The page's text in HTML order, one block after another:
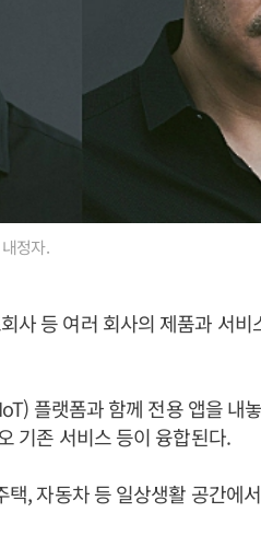
정자.
사 등 여러 회사의 제품과 서
플랫폼과 함께 전용 앱을 내
기존 서비스 등이 융합된다.
, 자동차 등 일상생활 공간에